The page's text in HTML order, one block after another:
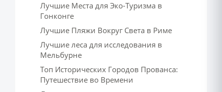
Лучшие Места для Эко-Туризма в
Гонконге
Лучшие Пляжи Вокруг Света в Риме
Лучшие леса для исследования в
Мельбурне
Топ Исторических Городов Прованса:
Путешествие во Времени